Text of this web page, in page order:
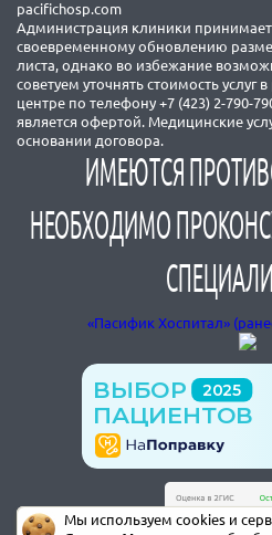
pacifichosp.com
Администрация клиники
своевременному обновлению
листа, однако во избежание
советуем уточнять стоимость услуг
центре по телефону +7 (423) 2-790-
является офертой. Медицинские
основании договора.
ИМЕЮТСЯ
НЕОБХОДИМО
«Пасифик Хоспитал»
Мы используем cookies и